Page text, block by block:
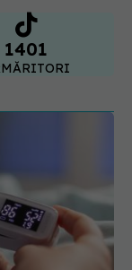
1401